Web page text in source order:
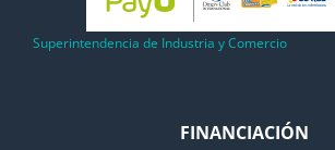
Superintendencia de Industria y Comercio
FINANCIACIÓN